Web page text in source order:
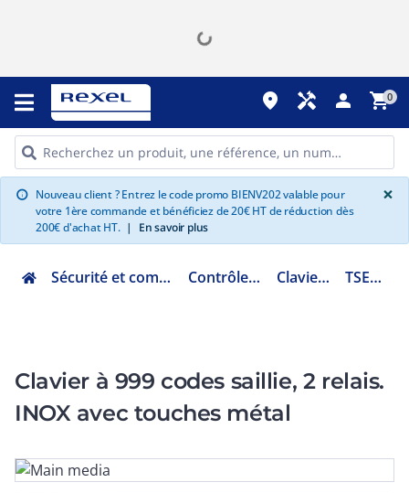
place handyman person shopping_cart0
info Nouveau client ? Entrez le code promo BIENV202 valable pour
votre 1ère commande et bénéficiez de 20€ HT de réduction dès
200€ d'achat HT. | En savoir plus
×
Sécurité et communication Contrôle d'accès Clavier codé TSEC100/I
Clavier à 999 codes saillie, 2 relais.
INOX avec touches métal